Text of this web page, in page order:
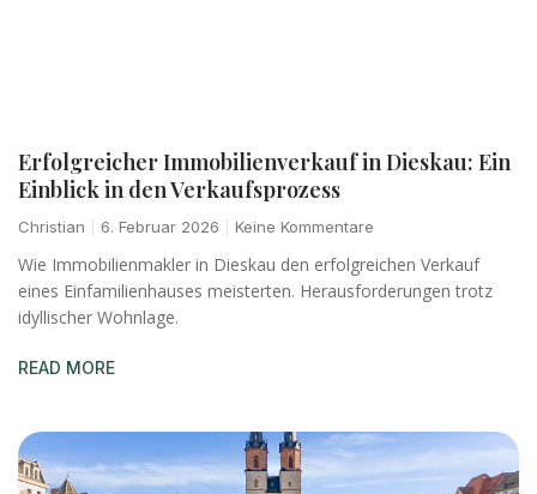
Erfolgreicher Immobilienverkauf in Dieskau: Ein
Einblick in den Verkaufsprozess
Christian 6. Februar 2026 Keine Kommentare
Wie Immobilienmakler in Dieskau den erfolgreichen Verkauf
eines Einfamilienhauses meisterten. Herausforderungen trotz
idyllischer Wohnlage.
READ MORE